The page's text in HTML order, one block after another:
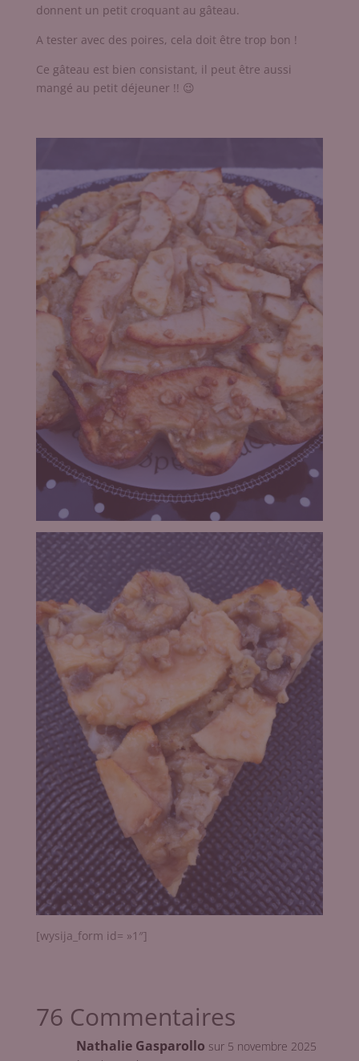
donnent un petit croquant au gâteau.
A tester avec des poires, cela doit être trop bon !
Ce gâteau est bien consistant, il peut être aussi
mangé au petit déjeuner !! 😉
[wysija_form id= »1″]
76 Commentaires
Nathalie Gasparollo sur 5 novembre 2025